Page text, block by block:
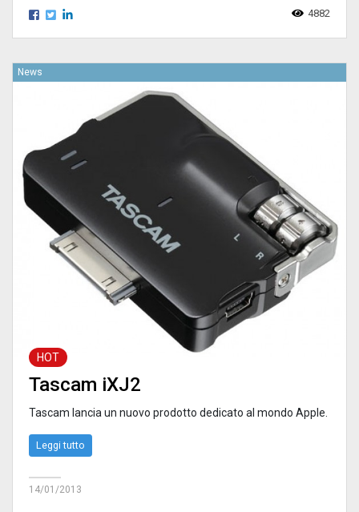
4882
News
HOT
Tascam iXJ2
Tascam lancia un nuovo prodotto dedicato al mondo Apple.
Leggi tutto
14/01/2013